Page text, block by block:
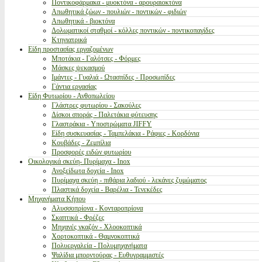
Ποντικοφάρμακα - μυοκτόνα - αρουραιοκτόνα
Απωθητικά ζώων - πουλιών - ποντικών - φιδιών
Απωθητικά - βιοκτόνα
Δολωματικοί σταθμοί - κόλλες ποντικών - ποντικοπαγίδες
Κτηνιατρικά
Είδη προστασίας εργαζομένων
Μποτάκια - Γαλότσες - Φόρμες
Μάσκες ψεκασμού
Ιμάντες - Γυαλιά - Ωτασπίδες - Προσωπίδες
Γάντια εργασίας
Είδη Φυτωρίου - Ανθοπωλείου
Γλάστρες φυτωρίου - Σακούλες
Δίσκοι σποράς - Παλετάκια φύτευσης
Γλαστράκια - Υποστρώματα JIFFY
Είδη συσκευασίας - Ταμπελάκια - Ράφιες - Κορδόνια
Κουβάδες - Ζεμπίλια
Προσφορές ειδών φυτωρίου
Οικολογικά σκεύη- Πυρίμαχα - Inox
Ανοξείδωτα δοχεία - Inox
Πυρίμαχα σκεύη - πιθάρια λαδιού - λεκάνες ζυμώματος
Πλαστικά δοχεία - Βαρέλια - Τενεκέδες
Μηχανήματα Κήπου
Αλυσσοπρίονα - Κονταροπρίονα
Σκαπτικά - Φρέζες
Μηχανές γκαζόν - Χλοοκοπτικά
Χορτοκοπτικά - Θαμνοκοπτικά
Πολυεργαλεία - Πολυμηχανήματα
Ψαλίδια μπορντούρας - Ευθυγραμμιστές